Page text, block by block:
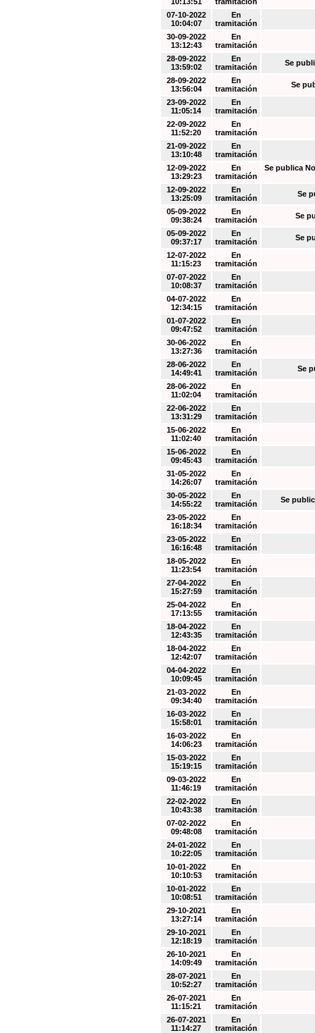
07-10-2022
10:04:07
En
tramitación
30-09-2022
13:12:43
En
tramitación
28-09-2022
13:59:02
En
tramitación
Se
28-09-2022
13:56:04
En
tramitación
Se
23-09-2022
11:05:14
En
tramitación
22-09-2022
11:52:20
En
tramitación
21-09-2022
13:10:48
En
tramitación
12-09-2022
13:29:23
En
tramitación
Se publica
12-09-2022
13:25:09
En
tramitación
Se
05-09-2022
09:38:24
En
tramitación
Se
05-09-2022
09:37:17
En
tramitación
Se
12-07-2022
11:15:23
En
tramitación
07-07-2022
10:08:37
En
tramitación
04-07-2022
12:34:15
En
tramitación
01-07-2022
09:47:52
En
tramitación
30-06-2022
13:27:36
En
tramitación
28-06-2022
14:49:41
En
tramitación
Se
28-06-2022
11:02:04
En
tramitación
22-06-2022
13:31:29
En
tramitación
15-06-2022
11:02:40
En
tramitación
15-06-2022
09:45:43
En
tramitación
31-05-2022
14:26:07
En
tramitación
30-05-2022
14:55:22
En
tramitación
Se
23-05-2022
16:18:34
En
tramitación
23-05-2022
16:16:48
En
tramitación
18-05-2022
11:23:54
En
tramitación
27-04-2022
15:27:59
En
tramitación
25-04-2022
17:13:55
En
tramitación
18-04-2022
12:43:35
En
tramitación
18-04-2022
12:42:07
En
tramitación
04-04-2022
10:09:45
En
tramitación
21-03-2022
09:34:40
En
tramitación
16-03-2022
15:58:01
En
tramitación
16-03-2022
14:06:23
En
tramitación
15-03-2022
15:19:15
En
tramitación
09-03-2022
11:46:19
En
tramitación
22-02-2022
10:43:38
En
tramitación
07-02-2022
09:48:08
En
tramitación
24-01-2022
10:22:05
En
tramitación
10-01-2022
10:10:53
En
tramitación
10-01-2022
10:08:51
En
tramitación
29-10-2021
13:27:14
En
tramitación
29-10-2021
12:18:19
En
tramitación
26-10-2021
14:09:49
En
tramitación
28-07-2021
10:52:27
En
tramitación
26-07-2021
11:15:21
En
tramitación
26-07-2021
11:14:27
En
tramitación